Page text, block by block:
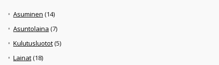
Asuminen (14)
Asuntolaina (7)
Kulutusluotot(5)
Lainat(18)